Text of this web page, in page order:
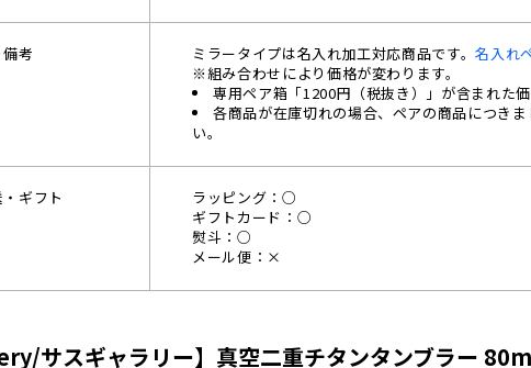
備考 ミラータイプは名入れ加工対応商品です。名入れ
※組み合わせにより価格が変わります。
専用ペア箱「1200円（税抜き）」が含まれた価
各商品が在庫切れの場合、ペアの商品につき
い。
ギフト
ラッピング：○
ギフトカード：○
熨斗：○
メール便：×
サスギャラリー】真空二重チタンタンブラー